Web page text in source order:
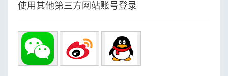
使用其他第三方网站账号登录